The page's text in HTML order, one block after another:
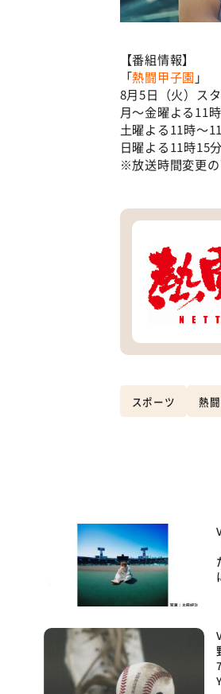
【番組情報】
「熱闘甲子園 」
8月5日（火）ス
月～金曜よる11
土曜よる11時～
日曜よる11時15
※放送時間変更
スポーツ 熱